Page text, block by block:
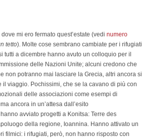
mi ero fermato quest’estate (vedi numero
tetto). Molte cose sembrano cambiate per i rifugiati
a dicembre hanno avuto un colloquio per il
delle Nazioni Unite; alcuni credono che
non potranno mai lasciare la Grecia, altri ancora si
viaggio. Pochissimi, che se la cavano di più con
delle associazioni come esempi di
ancora in un’attesa dall’esito
avviato progetti a Konitsa: Terre des
della regione, Ioannina. Hanno attivato un
filmici: i rifugiati, però, non hanno risposto con